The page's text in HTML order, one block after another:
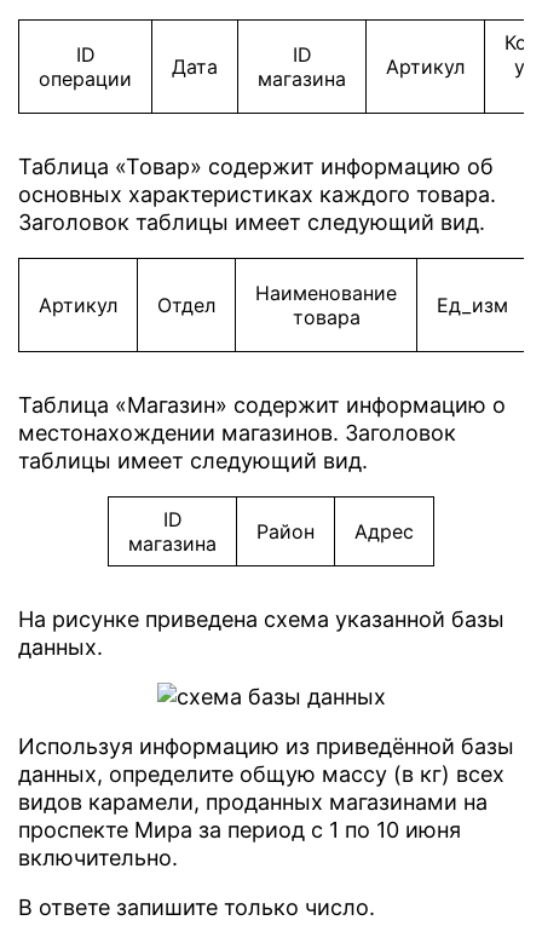
ID
операции
Дата
ID
магазина
Артикул
Таблица «Товар» содержит информацию об
основных характеристиках каждого товара.
Заголовок таблицы имеет следующий вид.
Артикул Отдел
Наименование
товара
Ед_изм
Таблица «Магазин» содержит информацию о
местонахождении магазинов. Заголовок
таблицы имеет следующий вид.
ID
магазина
Район Адрес
На рисунке приведена схема указанной базы
данных.
Используя информацию из приведённой базы
данных, определите общую массу (в кг) всех
видов карамели, проданных магазинами на
проспекте Мира за период с 1 по 10 июня
включительно.
В ответе запишите только число.